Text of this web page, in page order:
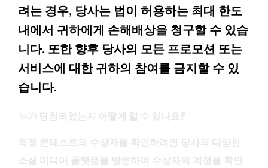
려는 경우, 당사는 법이 허용하는 최대 한도
내에서 귀하에게 손해배상을 청구할 수 있습
니다. 또한 향후 당사의 모든 프로모션 또는
서비스에 대한 귀하의 참여를 금지할 수 있
습니다.
누가 당첨되었는지 어떻게 알 수 있나요?
특정 콘테스트의 수상자를 확인하려면 당사의 다양한
소셜 미디어 플랫폼을 방문하여 수상자의 계정을 확인